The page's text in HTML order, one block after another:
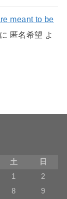
meant to be
に 匿名希望 よ
土
日
1
2
8
9